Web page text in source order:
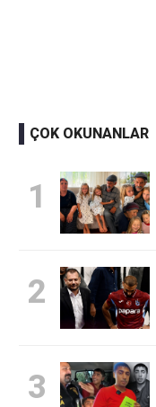
ÇOK OKUNANLAR
1
2
3